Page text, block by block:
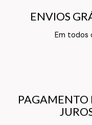
ENVIOS
Em todos
ENVIOS
Texto do
PAGAMENTO
PAGAMENTO